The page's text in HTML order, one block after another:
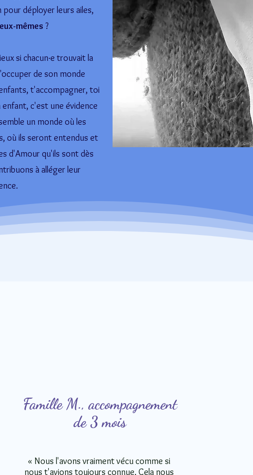
déployer leurs ailes,
mêmes ?
si chacun·e trouvait la
de son monde
t'accompagner, toi
c'est une évidence
un monde où les
où ils seront entendus et
d'Amour qu'ils sont dès
à alléger leur
Famille M., accompagnement
de 3 mois
« Nous l'avons vraiment vécu comme si
nous t'avions toujours connue. Cela nous